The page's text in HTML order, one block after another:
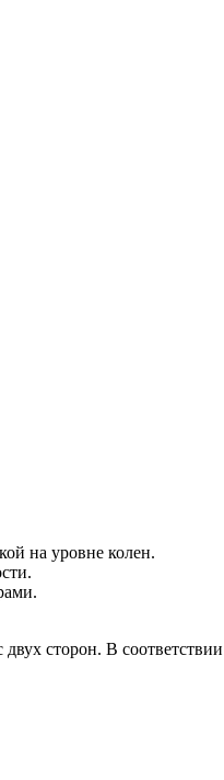
на уровне колен.
сторон. В